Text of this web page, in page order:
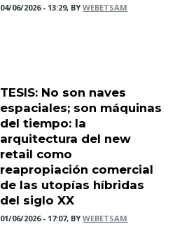
04/06/2026 - 13:29, BYWEBETSAM
TESIS: No son naves
espaciales; son máquinas
del tiempo: la
arquitectura del new
retail como
reapropiación comercial
de las utopías híbridas
del siglo XX
01/06/2026 - 17:07, BYWEBETSAM